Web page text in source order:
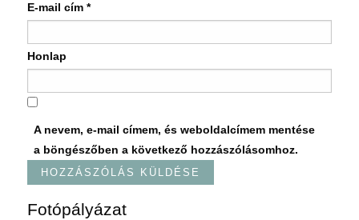
E-mail cím *
Honlap
A nevem, e-mail címem, és weboldalcímem mentése
a böngészőben a következő hozzászólásomhoz.
Fotópályázat